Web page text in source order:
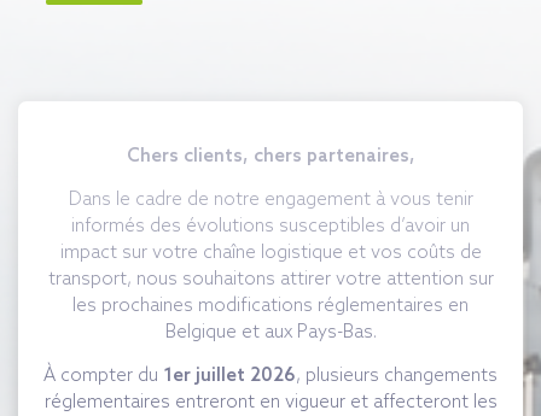
Chers clients, chers partenaires,
Dans le cadre de notre engagement à vous tenir
informés des évolutions susceptibles d’avoir un
impact sur votre chaîne logistique et vos coûts de
transport, nous souhaitons attirer votre attention sur
les prochaines modifications réglementaires en
Belgique et aux Pays-Bas.
À compter du 1er juillet 2026, plusieurs changements
réglementaires entreront en vigueur et affecteront les